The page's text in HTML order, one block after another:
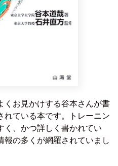
くお見かけする谷本さんが書
れている本です。トレーニン
く、かつ詳しく書かれてい
報の多くが網羅されていまし